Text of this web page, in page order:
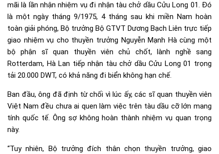
mãi là lần nhận nhiệm vụ đi nhận tàu chở dầu Cửu Long 01. Đó
là một ngày tháng 9/1975, 4 tháng sau khi miền Nam hoàn
toàn giải phóng, Bộ trưởng Bộ GTVT Dương Bạch Liên trực tiếp
giao nhiệm vụ cho thuyền trưởng Nguyễn Mạnh Hà cùng một
bộ phận sĩ quan thuyền viên chủ chốt, lành nghề sang
Rotterdam, Hà Lan tiếp nhận tàu chở dầu Cửu Long 01 trọng
tải 20.000 DWT, có khả năng đi biển không hạn chế.
Ban đầu, ông đã định từ chối vì lúc ấy, các sĩ quan thuyền viên
Việt Nam đều chưa ai quen làm việc trên tàu dầu cỡ lớn mang
tính quốc tế. Ông sợ không hoàn thành nhiệm vụ quan trọng
này.
“Tuy nhiên, Bộ trưởng đích thân chọn thuyền trưởng, giao